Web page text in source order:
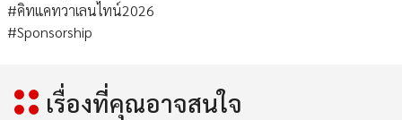
#คิทแคทวาเลนไทน์2026
#Sponsorship
เรื่องที่คุณอาจสนใจ